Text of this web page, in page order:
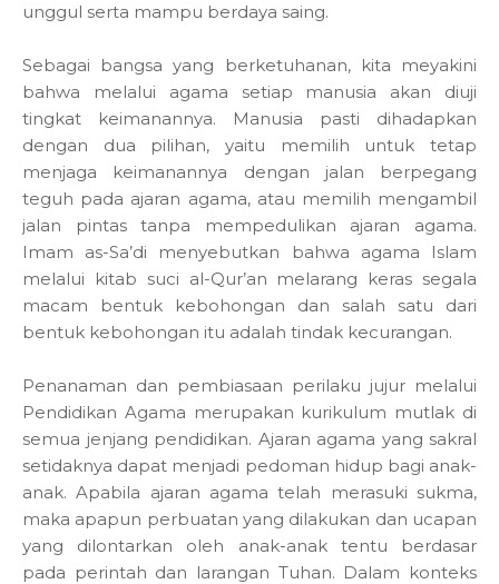
unggul serta mampu berdaya saing.
Sebagai bangsa yang berketuhanan, kita meyakini
bahwa melalui agama setiap manusia akan diuji
tingkat keimanannya. Manusia pasti dihadapkan
dengan dua pilihan, yaitu memilih untuk tetap
menjaga keimanannya dengan jalan berpegang
teguh pada ajaran agama, atau memilih mengambil
jalan pintas tanpa mempedulikan ajaran agama.
Imam as-Sa’di menyebutkan bahwa agama Islam
melalui kitab suci al-Qur’an melarang keras segala
macam bentuk kebohongan dan salah satu dari
bentuk kebohongan itu adalah tindak kecurangan.
Penanaman dan pembiasaan perilaku jujur melalui
Pendidikan Agama merupakan kurikulum mutlak di
semua jenjang pendidikan. Ajaran agama yang sakral
setidaknya dapat menjadi pedoman hidup bagi anak-
anak. Apabila ajaran agama telah merasuki sukma,
maka apapun perbuatan yang dilakukan dan ucapan
yang dilontarkan oleh anak-anak tentu berdasar
pada perintah dan larangan Tuhan. Dalam konteks